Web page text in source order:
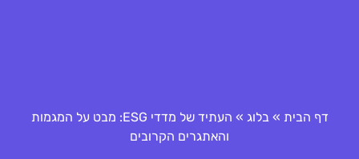
דף הבית »בלוג »
העתיד של מדדי ESG: מבט על המגמות
והאתגרים הקרובים